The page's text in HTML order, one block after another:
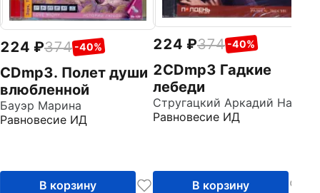
224 374 -40%
CDmp3. Полет души
влюбленной
Бауэр Марина
Равновесие ИД
В корзину
224 374 -40%
2CDmp3 Гадкие
лебеди
Равновесие ИД
В корзину